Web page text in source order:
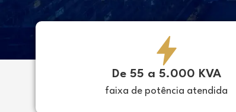
De 55 a 5.000 KVA
faixa de potência atendida